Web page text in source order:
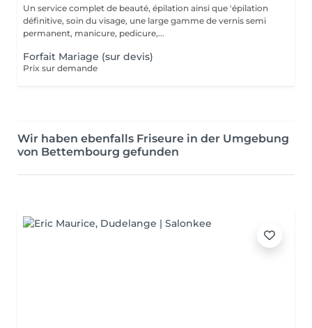
Un service complet de beauté, épilation ainsi que 'épilation
définitive, soin du visage, une large gamme de vernis semi
permanent, manicure, pedicure,...
Forfait Mariage (sur devis)
Prix sur demande
Wir haben ebenfalls Friseure in der Umgebung
von Bettembourg gefunden